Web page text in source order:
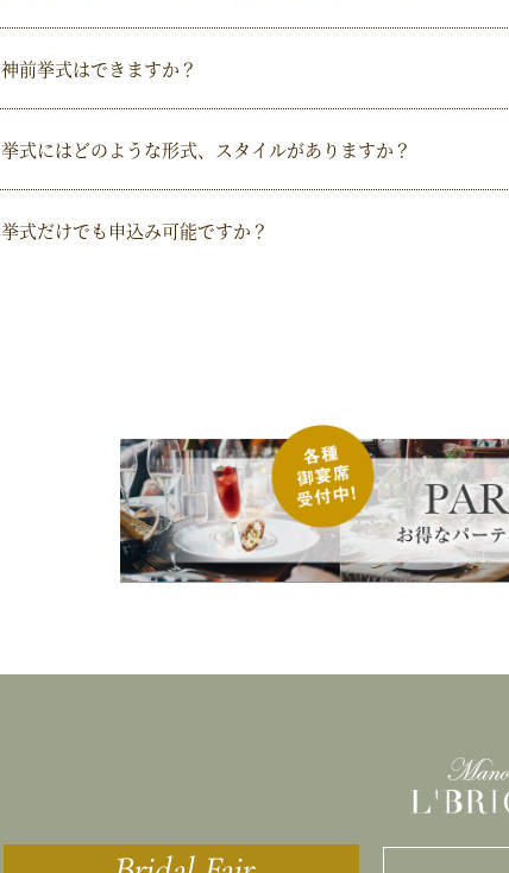
神前挙式はできますか？
挙式にはどのような形式、スタイルがありますか？
挙式だけでも申込み可能ですか？